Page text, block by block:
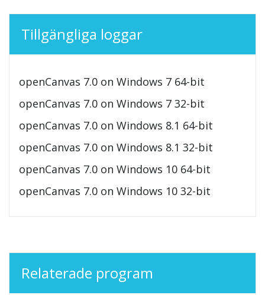
Tillgängliga loggar
openCanvas 7.0 on Windows 7 64-bit
openCanvas 7.0 on Windows 7 32-bit
openCanvas 7.0 on Windows 8.1 64-bit
openCanvas 7.0 on Windows 8.1 32-bit
openCanvas 7.0 on Windows 10 64-bit
openCanvas 7.0 on Windows 10 32-bit
Relaterade program